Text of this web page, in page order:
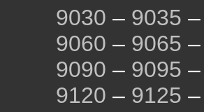
9030 – 9035 –
9060 – 9065 –
9090 – 9095 –
9120 – 9125 –